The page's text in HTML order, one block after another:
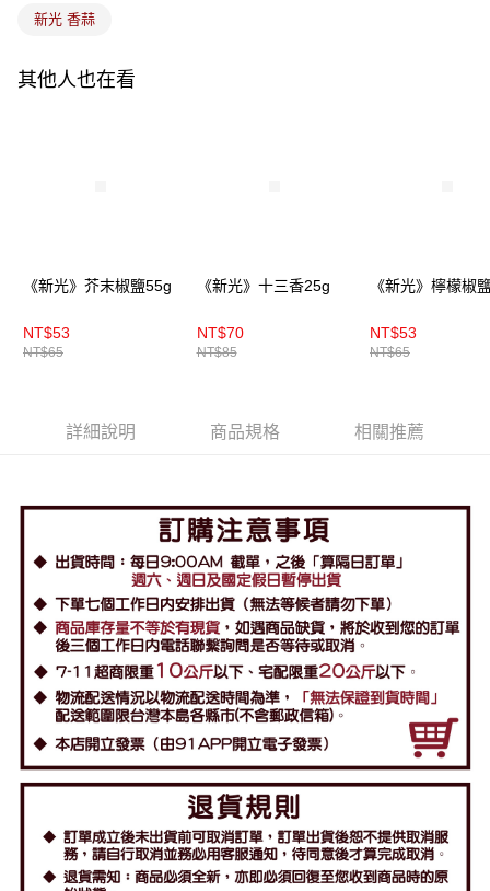
每筆NT$100，滿NT$1,500(含以上)免運費
新光 香蒜
其他人也在看
《新光》芥末椒鹽55g
NT$53
NT$65
《新光》十三香25g
NT$70
NT$85
《新光》檸檬椒
NT$53
NT$65
詳細說明 商品規格 相關推薦